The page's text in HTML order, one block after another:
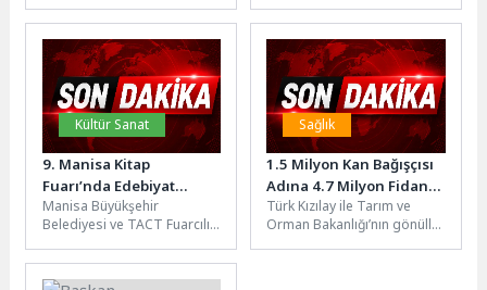
gösteren Vodafone, 1
Nisan’da başlayacak 5G
hizmeti için hazırlıklarını
tamamladı. Dünya...
Lise Öğrencileri İçin Fiziksel
Aktivite ve...
Kültür Sanat
9. Manisa Kitap
Fuarı’nda Edebiyat
Rüzgarı Esiyor
Manisa Büyükşehir
Belediyesi ve TACT Fuarcılık
Manisa Kitap Fuarı,
kitapseverlerin...
Sağlık
1.5 Milyon Kan Bağışçısı
Adına 4.7 Milyon Fidan
Dikildi
Türk Kızılay ile Tarım ve
Orman Bakanlığı’nın gönüllü